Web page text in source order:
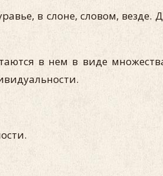
в слоне, словом, везде.
в нем в виде